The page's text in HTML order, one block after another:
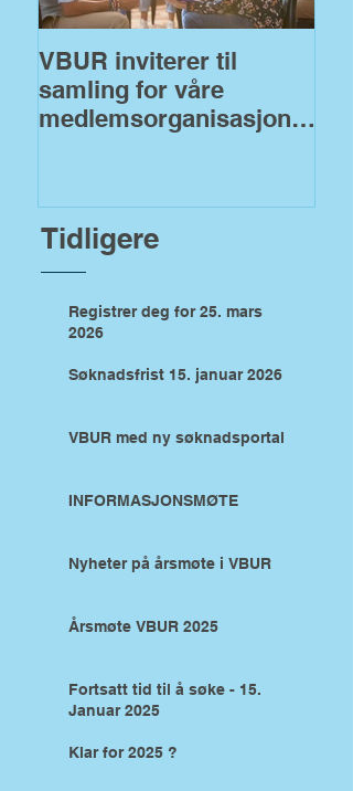
VBUR inviterer til
samling for våre
medlemsorganisasjoner
Tidligere
Registrer deg for 25. mars
2026
Søknadsfrist 15. januar 2026
VBUR med ny søknadsportal
INFORMASJONSMØTE
Nyheter på årsmøte i VBUR
Årsmøte VBUR 2025
Fortsatt tid til å søke - 15.
Januar 2025
Klar for 2025 ?